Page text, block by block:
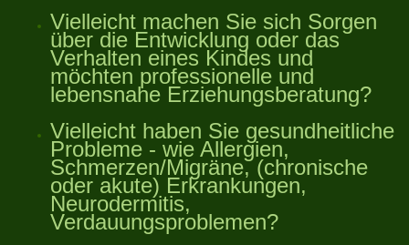
Vielleicht machen Sie sich Sorgen
über die Entwicklung oder das
Verhalten eines Kindes und
möchten professionelle und
lebensnahe Erziehungsberatung?
Vielleicht haben Sie gesundheitliche
Probleme - wie Allergien,
Schmerzen/Migräne, (chronische
oder akute) Erkrankungen,
Neurodermitis,
Verdauungsproblemen?